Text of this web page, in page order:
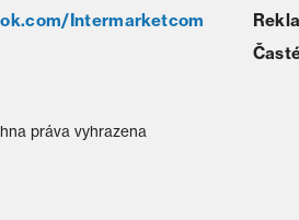
Intermarketcom
práva vyhrazena